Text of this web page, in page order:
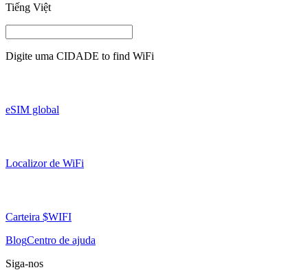
Tiếng Việt
Digite uma CIDADE to find WiFi
eSIM global
Localizor de WiFi
Carteira $WIFI
BlogCentro de ajuda
Siga-nos